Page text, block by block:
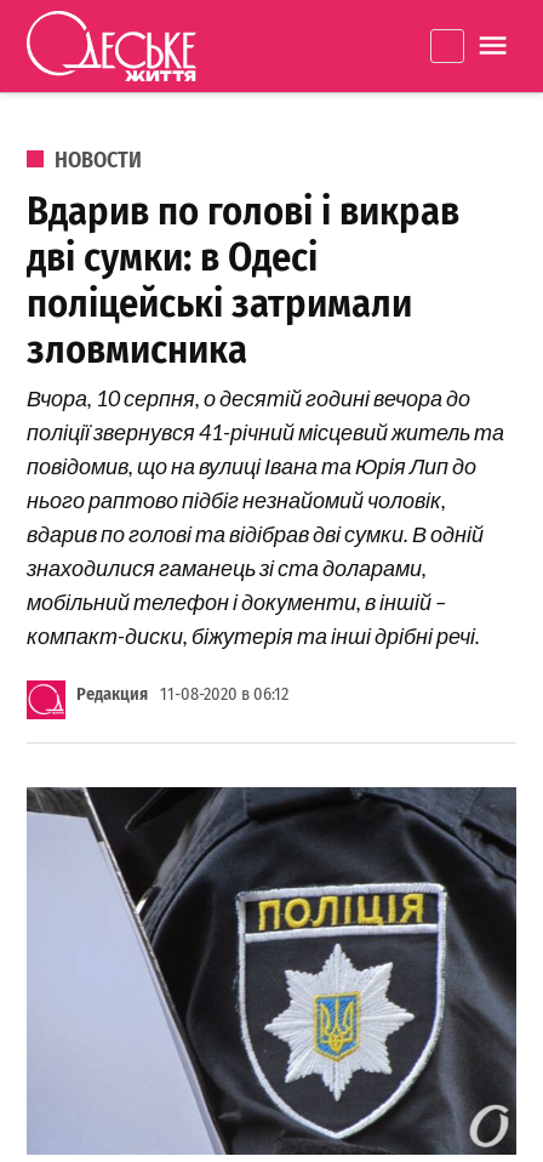
Перейти к содержанию
життя
ОПУБЛИКОВАНО В
НОВОСТИ
Вдарив по голові і викрав
дві сумки: в Одесі
поліцейські затримали
зловмисника
Вчора, 10 серпня, о десятій годині вечора до
поліції звернувся 41-річний місцевий житель та
повідомив, що на вулиці Івана та Юрія Лип до
нього раптово підбіг незнайомий чоловік,
вдарив по голові та відібрав дві сумки. В одній
знаходилися гаманець зі ста доларами,
мобільний телефон і документи, в іншій –
компакт-диски, біжутерія та інші дрібні речі.
Редакция 11-08-2020 в 06:12